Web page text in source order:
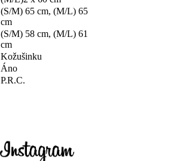
(S/M) 65 cm, (M/L) 65
cm
(S/M) 58 cm, (M/L) 61
cm
Kožušinku
Áno
P.R.C.